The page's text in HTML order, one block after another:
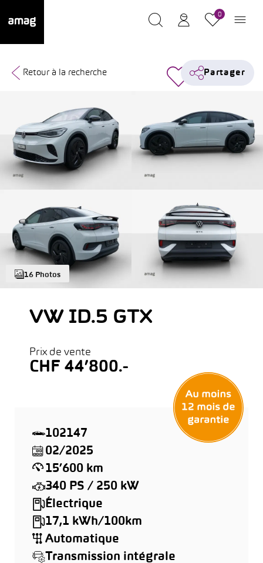
0
16 Photos
Retour à la recherche Partager
VW ID.5 GTX
Prix de vente
CHF 44’800.-
102147
02/2025
15’600 km
340 PS / 250 kW
Électrique
17,1 kWh/100km
Automatique
Transmission intégrale